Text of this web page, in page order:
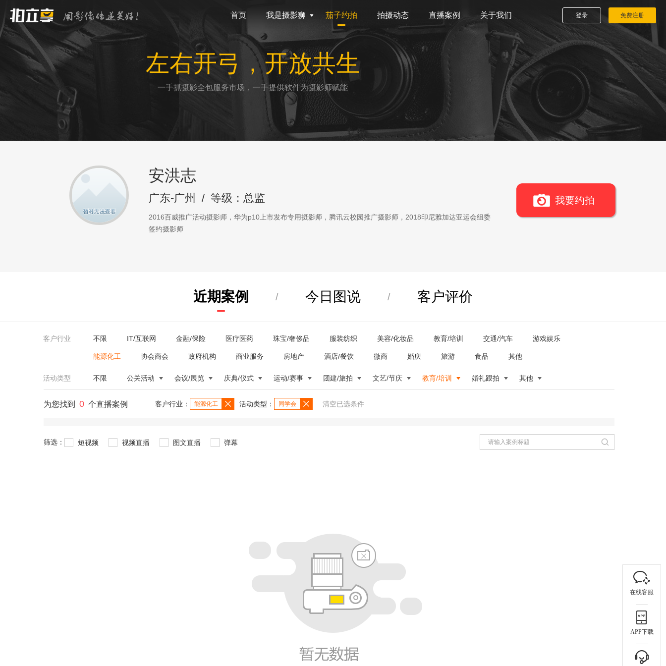
首页 我是摄影狮 茄子约拍 拍摄动态 直播案例 关于我们 登录 免费注册
左右开弓，开放共生
一手抓摄影全包服务市场，一手提供软件为摄影师赋能
安洪志
广东-广州 / 等级：总监
2016百威推广活动摄影师，华为p10上市发布专用摄影师，腾讯云校园推广摄影师，2018印尼雅加达亚运会组委
签约摄影师
我要约拍
近期案例 / 今日图说 / 客户评价
客户行业 不限 IT/互联网 金融/保险 医疗医药 珠宝/奢侈品 服装纺织 美容/化妆品 教育/培训 交通/汽车 游戏娱乐
能源化工 协会商会 政府机构 商业服务 房地产 酒店/餐饮 微商 婚庆 旅游 食品 其他
活动类型 不限 公关活动 会议/展览 庆典/仪式 运动/赛事 团建/旅拍 文艺/节庆 教育/培训 婚礼跟拍 其他
为您找到 0 个直播案例 客户行业： 能源化工 活动类型： 同学会 清空已选条件
筛选： 短视频 视频直播 图文直播 弹幕
在线客服
APP下载